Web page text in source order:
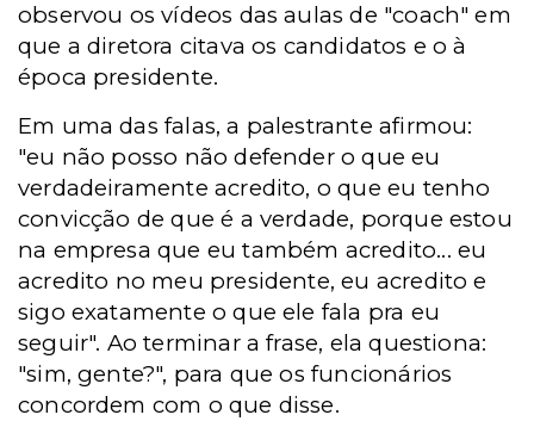
observou os vídeos das aulas de "coach" em
que a diretora citava os candidatos e o à
época presidente.
Em uma das falas, a palestrante afirmou:
"eu não posso não defender o que eu
verdadeiramente acredito, o que eu tenho
convicção de que é a verdade, porque estou
na empresa que eu também acredito... eu
acredito no meu presidente, eu acredito e
sigo exatamente o que ele fala pra eu
seguir". Ao terminar a frase, ela questiona:
"sim, gente?", para que os funcionários
concordem com o que disse.